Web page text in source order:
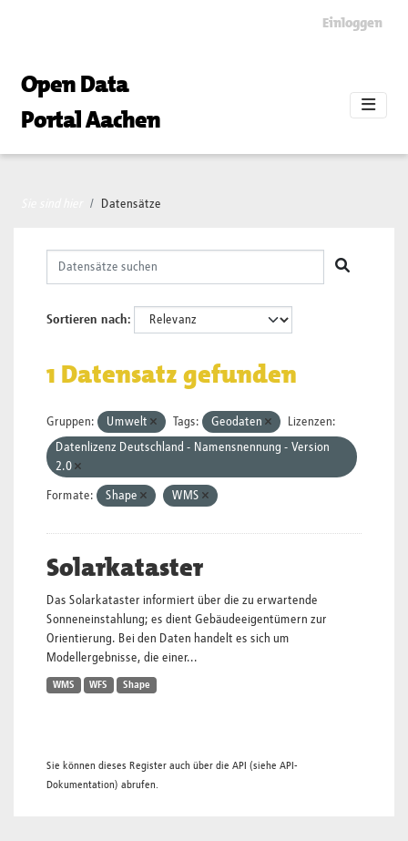
Einloggen
Open Data
Portal Aachen
Datensätze
Sortieren nach
1 Datensatz gefunden
Gruppen: Umwelt Tags: Geodaten
Lizenzen:
Datenlizenz Deutschland - Namensnennung - Version
2.0
Formate: Shape WMS
Solarkataster
Das Solarkataster informiert über die zu erwartende
Sonneneinstahlung; es dient Gebäudeeigentümern zur
Orientierung. Bei den Daten handelt es sich um
Modellergebnisse, die einer...
WMS WFS Shape
Sie können dieses Register auch über die API (siehe API-
Dokumentation) abrufen.